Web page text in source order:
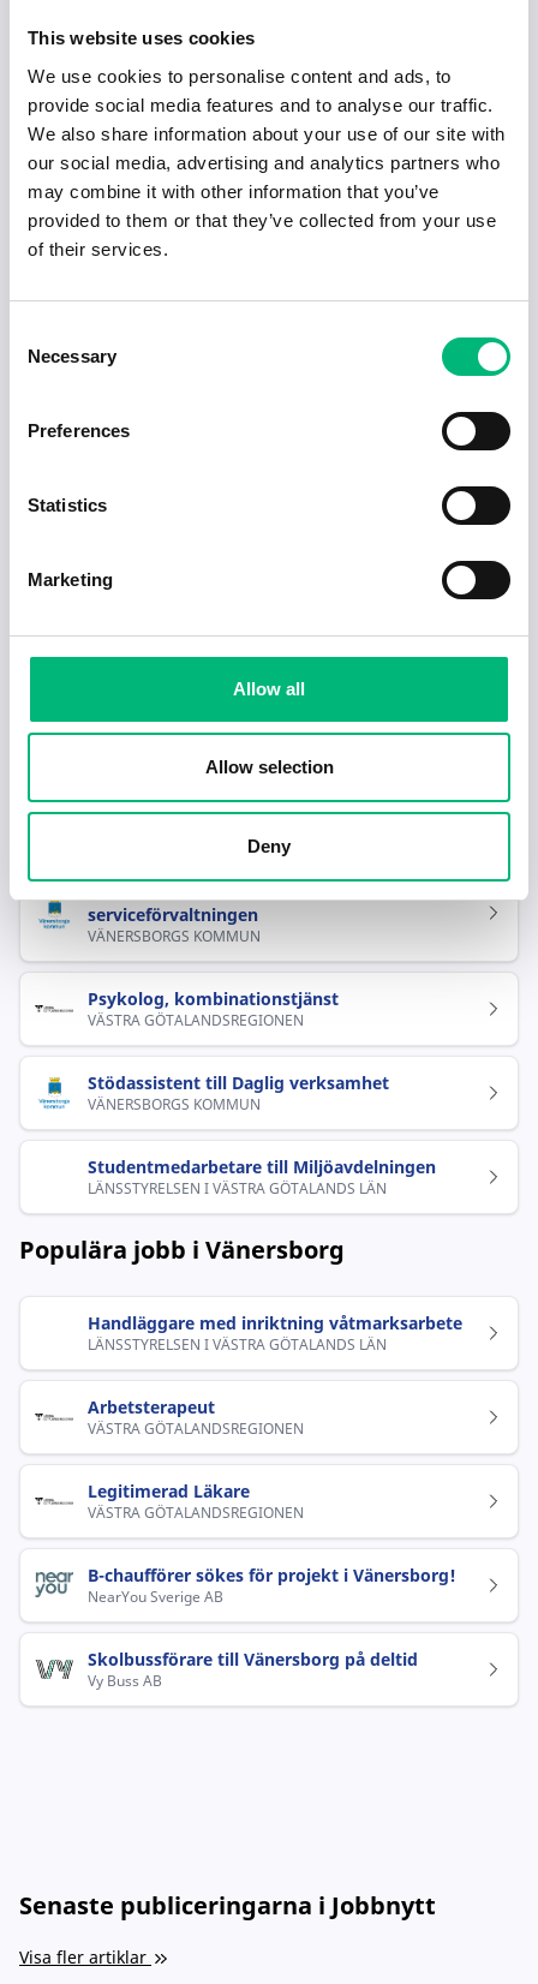
This website uses cookies
We use cookies to personalise content and ads, to
provide social media features and to analyse our traffic.
We also share information about your use of our site with
our social media, advertising and analytics partners who
may combine it with other information that you’ve
provided to them or that they’ve collected from your use
of their services.
Selection
Necessary
Preferences
Statistics
Marketing
Allow all
Allow selection
Deny
Butiksmedarbetare (extrajobb), Willys
Vä...
WiLLY:S AB
Vänersborg Deltid 2026-08-18
2026-08-04
Köksbiträde
Vänersborg Heltid 2026-11-30
2026-08-04
2026-09-04
Redo för nästa steg i karriären?
Hjälp mig hitta jobb
Rekommenderade jobb i Vänersborg
Textilvärderare till Wargön Innovation
serviceförvaltningen
VÄNERSBORGS KOMMUN
Psykolog, kombinationstjänst
VÄSTRA GÖTALANDSREGIONEN
Stödassistent till Daglig verksamhet
VÄNERSBORGS KOMMUN
Studentmedarbetare till Miljöavdelningen
LÄNSSTYRELSEN I VÄSTRA GÖTALANDS LÄN
Populära jobb i Vänersborg
Handläggare med inriktning våtmarksarbete
LÄNSSTYRELSEN I VÄSTRA GÖTALANDS LÄN
Arbetsterapeut
VÄSTRA GÖTALANDSREGIONEN
Legitimerad Läkare
VÄSTRA GÖTALANDSREGIONEN
B-chaufförer sökes för projekt i Vänersborg!
NearYou Sverige AB
Skolbussförare till Vänersborg på deltid
Vy Buss AB
Senaste publiceringarna i Jobbnytt
Visa fler artiklar